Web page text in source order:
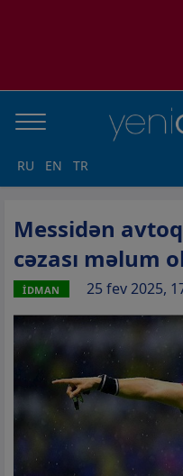
RU EN TR
Messidən
cəzası məlum
İDMAN 25 fev 2025,